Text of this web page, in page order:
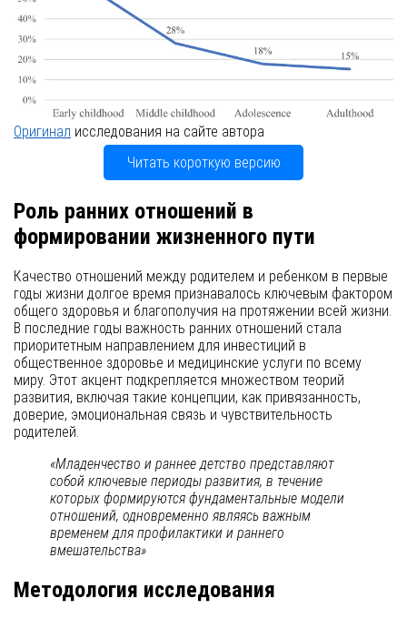
Оригинал исследования на сайте автора
Читать короткую версию
Роль ранних отношений в
формировании жизненного пути
Качество отношений между родителем и ребенком в первые
годы жизни долгое время признавалось ключевым фактором
общего здоровья и благополучия на протяжении всей жизни.
В последние годы важность ранних отношений стала
приоритетным направлением для инвестиций в
общественное здоровье и медицинские услуги по всему
миру. Этот акцент подкрепляется множеством теорий
развития, включая такие концепции, как привязанность,
доверие, эмоциональная связь и чувствительность
родителей.
«Младенчество и раннее детство представляют
собой ключевые периоды развития, в течение
которых формируются фундаментальные модели
отношений, одновременно являясь важным
временем для профилактики и раннего
вмешательства»
Методология исследования